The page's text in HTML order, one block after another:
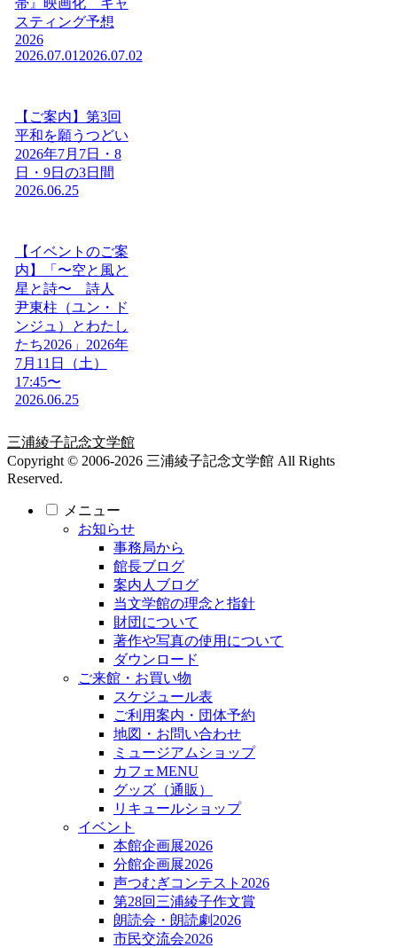
帯』映画化 キャ
スティング予想
2026
2026.07.01 2026.07.02
【ご案内】第3回
平和を願うつどい
2026年7月7日・8
日・9日の3日間
2026.06.25
【イベントのご案
内】「〜空と風と
星と詩〜 詩人
尹東柱（ユン・ド
ンジュ）とわたし
たち2026」2026年
7月11日（土）
17:45〜
2026.06.25
三浦綾子記念文学館
Copyright © 2006-2026 三浦綾子記念文学館 All Rights
Reserved.
メニュー
お知らせ
事務局から
館長ブログ
案内人ブログ
当文学館の理念と指針
財団について
著作や写真の使用について
ダウンロード
ご来館・お買い物
スケジュール表
ご利用案内・団体予約
地図・お問い合わせ
ミュージアムショップ
カフェMENU
グッズ（通販）
リキュールショップ
イベント
本館企画展2026
分館企画展2026
声つむぎコンテスト2026
第28回三浦綾子作文賞
朗読会・朗読劇2026
市民交流会2026